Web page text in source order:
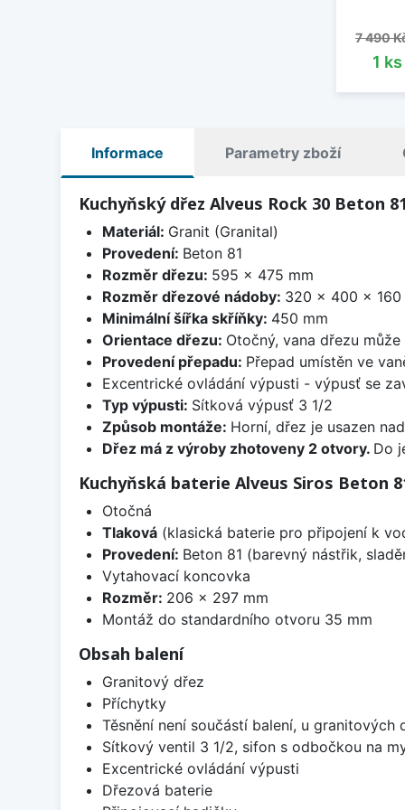
Běžná
7 490
1
Informace Parametry zboží
Kuchyňský dřez Alveus Rock 30 Beton
Materiál: Granit (Granital)
Provedení: Beton 81
Rozměr dřezu: 595 x 475 mm
Rozměr dřezové nádoby: 320 x 400 x 160
Minimální šířka skříňky: 450 mm
Orientace dřezu: Otočný, vana dřezu
Provedení přepadu: Přepad umístěn ve
Excentrické ovládání výpusti - výpusť se
Typ výpusti: Sítková výpusť 3 1/2
Způsob montáže: Horní, dřez je usazen
Dřez má z výroby zhotoveny 2 otvory. Do
Kuchyňská baterie Alveus Siros Beton
Otočná
Tlaková(klasická baterie pro připojení k
Provedení: Beton 81 (barevný nástřik,
Vytahovací koncovka
Rozměr: 206 x 297 mm
Montáž do standardního otvoru 35 mm
Obsah balení
Granitový dřez
Příchytky
Těsnění není součástí balení, u
Sítkový ventil 3 1/2, sifon s odbočkou na
Excentrické ovládání výpusti
Dřezová baterie